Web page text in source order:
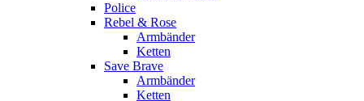
Police
Rebel & Rose
Armbänder
Ketten
Save Brave
Armbänder
Ketten